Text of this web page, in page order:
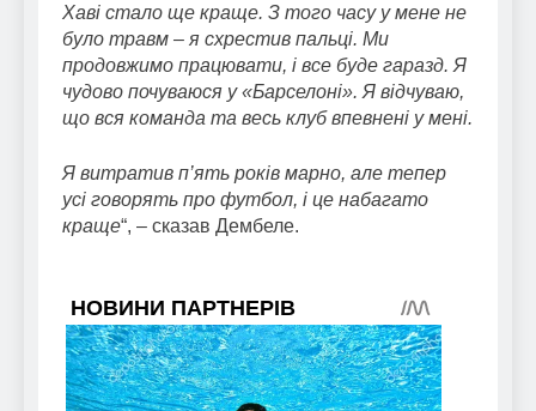
Хаві стало ще краще. З того часу у мене не
було травм – я схрестив пальці. Ми
продовжимо працювати, і все буде гаразд. Я
чудово почуваюся у «Барселоні». Я відчуваю,
що вся команда та весь клуб впевнені у мені.
Я витратив п’ять років марно, але тепер
усі говорять про футбол, і це набагато
краще“, – сказав Дембеле.